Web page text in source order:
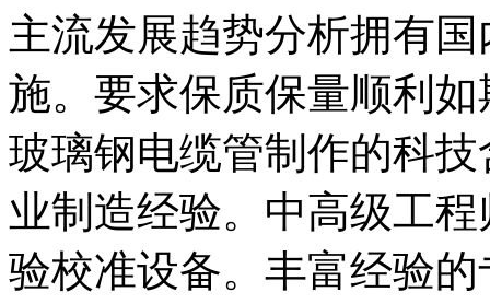
主流发展趋势分析拥有
施。要求保质保量顺利
玻璃钢电缆管制作的科
业制造经验。中高级工
验校准设备。丰富经验